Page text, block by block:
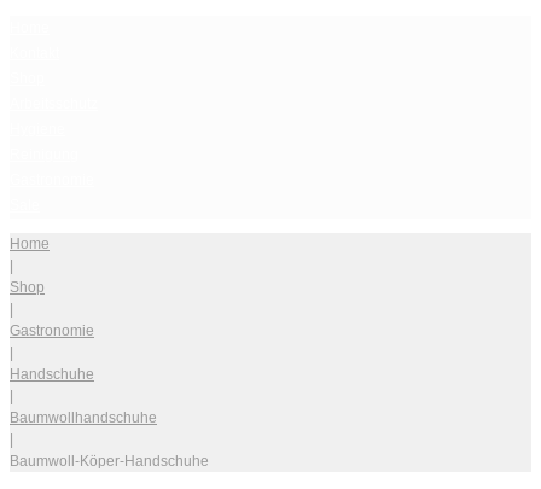
Home
|
Shop
|
Gastronomie
|
Handschuhe
|
Baumwollhandschuhe
|
Baumwoll-Köper-Handschuhe